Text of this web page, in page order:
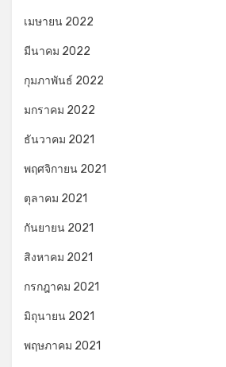
เมษายน 2022
มีนาคม 2022
กุมภาพันธ์ 2022
มกราคม 2022
ธันวาคม 2021
พฤศจิกายน 2021
ตุลาคม 2021
กันยายน 2021
สิงหาคม 2021
กรกฎาคม 2021
มิถุนายน 2021
พฤษภาคม 2021